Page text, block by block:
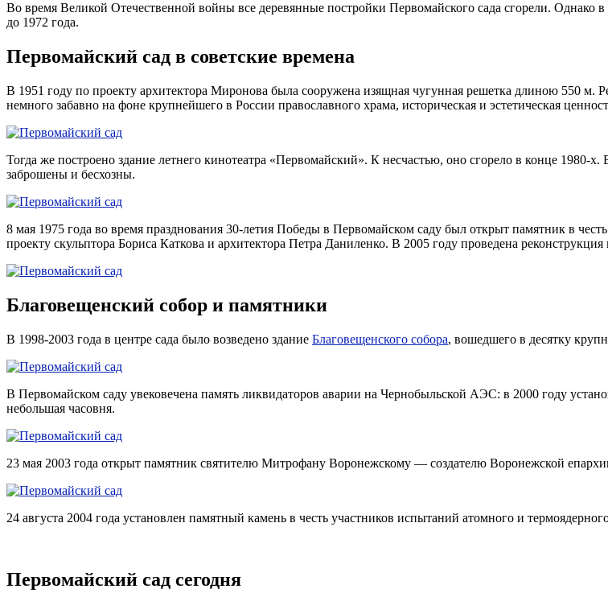
Во время Великой Отечественной войны все деревянные постройки Первомайского сада сгорели. Однако
до 1972 года.
Первомайский сад в советские времена
В 1951 году по проекту архитектора Миронова была сооружена изящная чугунная решетка длиною 550 м.
немного забавно на фоне крупнейшего в России православного храма, историческая и эстетическая
Тогда же построено здание летнего кинотеатра «Первомайский». К несчастью, оно сгорело в конце 1980-
заброшены и бесхозны.
8 мая 1975 года во время празднования 30-летия Победы в Первомайском саду был открыт памятник в
проекту скульптора Бориса Каткова и архитектора Петра Даниленко. В 2005 году проведена реконструкция
Благовещенский собор и памятники
В 1998-2003 года в центре сада было возведено здание Благовещенского собора, вошедшего в десятку
В Первомайском саду увековечена память ликвидаторов аварии на Чернобыльской АЭС: в 2000 году
небольшая часовня.
23 мая 2003 года открыт памятник святителю Митрофану Воронежскому — создателю Воронежской
24 августа 2004 года установлен памятный камень в честь участников испытаний атомного и
Первомайский сад сегодня